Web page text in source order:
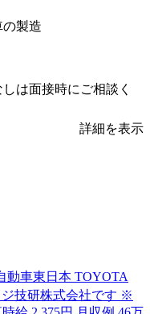
の製造
は面接時にご相談く
詳細を表示